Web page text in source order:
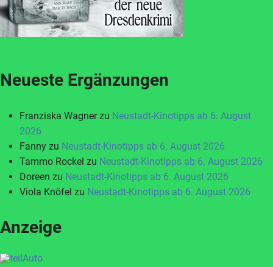
Neueste Ergänzungen
Franziska Wagnerzu Neustadt-Kinotipps ab 6. August
2026
Fanny zu Neustadt-Kinotipps ab 6. August 2026
Tammo Rockel zu Neustadt-Kinotipps ab 6. August 2026
Doreen zu Neustadt-Kinotipps ab 6. August 2026
Viola Knöfel zu Neustadt-Kinotipps ab 6. August 2026
Anzeige